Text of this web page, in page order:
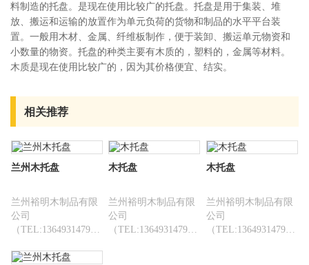
料制造的托盘。是现在使用比较广的托盘。托盘是用于集装、堆
放、搬运和运输的放置作为单元负荷的货物和制品的水平平台装
置。一般用木材、金属、纤维板制作，便于装卸、搬运单元物资和
小数量的物资。托盘的种类主要有木质的，塑料的，金属等材料。
木质是现在使用比较广的，因为其价格便宜、结实。
相关推荐
兰州木托盘
兰州裕明木制品有限
公司
（TEL:13649314793）
类甘肃木托盘、兰州
木托盘
兰州裕明木制品有限
公司
（TEL:13649314793）
木托盘
兰州裕明木制品有限
公司
（TEL:13649314793）